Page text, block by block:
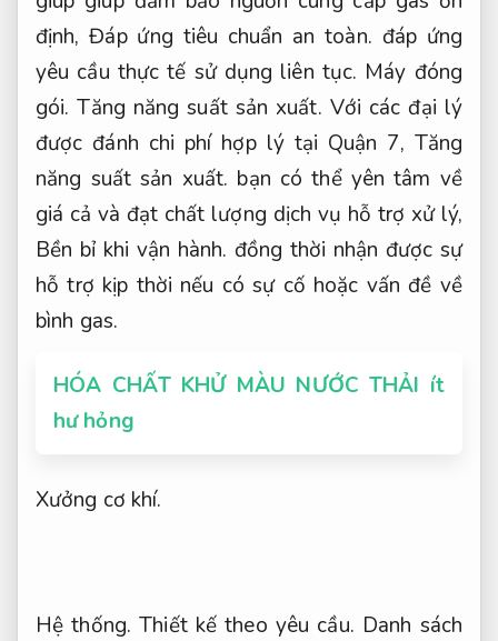
định,Đáp ứng tiêu chuẩn an toàn. đáp ứng
yêu cầu thực tế sử dụng liên tục. Máy đóng
gói. Tăng năng suất sản xuất. Với các đại lý
được đánh chi phí hợp lý tại Quận 7, Tăng
năng suất sản xuất. bạn có thể yên tâm về
giá cả và đạt chất lượng dịch vụ hỗ trợ xử lý,
Bền bỉ khi vận hành. đồng thời nhận được sự
hỗ trợ kịp thời nếu có sự cố hoặc vấn đề về
bình gas.
HÓA CHẤT KHỬ MÀU NƯỚC THẢI ít
hư hỏng
Xưởng cơ khí.
Hệ thống. Thiết kế theo yêu cầu. Danh sách